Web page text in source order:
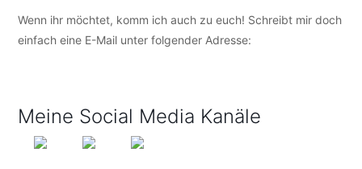
Wenn ihr möchtet, komm ich auch zu euch! Schreibt mir doch
einfach eine E-Mail unter folgender Adresse:
Meine Social Media Kanäle